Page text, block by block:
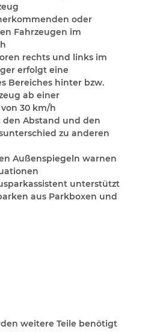
oder
Fahrzeugen im
rechts und links im
erfolgt eine
Bereiches hinter bzw.
ab einer
30 km/h
den Abstand und den
zu anderen
Außenspiegeln warnen
unterstützt
aus Parkboxen und
weitere Teile benötigt